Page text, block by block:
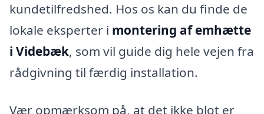
kundetilfredshed. Hos os kan du finde de
lokale eksperter i montering af emhætte
i Videbæk, som vil guide dig hele vejen fra
rådgivning til færdig installation.
Vær opmærksom på, at det ikke blot er